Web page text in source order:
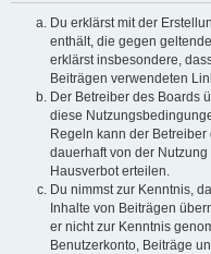
Du erklärst mit der
enthält, die gegen
erklärst insbesondere,
Beiträgen verwendeten
Der Betreiber des Boards
diese
Regeln kann der
dauerhaft von der
Hausverbot erteilen.
Du nimmst zur Kenntnis,
Inhalte von Beiträgen
er nicht zur Kenntnis
Benutzerkonto, Beiträge